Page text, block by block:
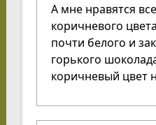
А мне нравятся
коричневого
почти белого и
горького
коричневый цвет